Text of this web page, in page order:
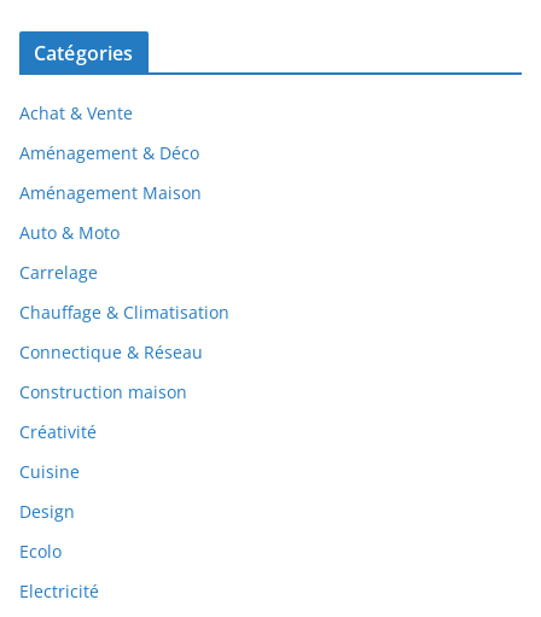
Catégories
Achat & Vente
Aménagement & Déco
Aménagement Maison
Auto & Moto
Carrelage
Chauffage & Climatisation
Connectique & Réseau
Construction maison
Créativité
Cuisine
Design
Ecolo
Electricité